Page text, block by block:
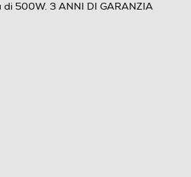
Alimentazione: 220 – 240V ~ 50-
500W. 3 ANNI DI GARANZIA